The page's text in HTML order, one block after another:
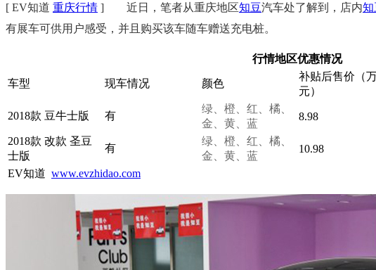
[ EV知道 重庆行情 ] 近日，笔者从重庆地区知豆汽车处了解到，店内知
有展车可供用户感受，并且购买该车随车赠送充电桩。
行情地区优惠情况
车型 现车情况 颜色
补贴后售价（
元）
2018款 豆牛士版 有
绿、橙、红、橘、
金、黄、蓝
8.98
2018款 改款 圣豆
士版
有
绿、橙、红、橘、
金、黄、蓝
10.98
EV知道 www.evzhidao.com